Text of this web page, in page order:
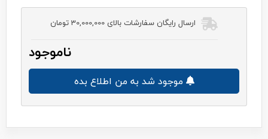
ارسال رایگان سفارشات بالای 30,000,000 تومان
ناموجود